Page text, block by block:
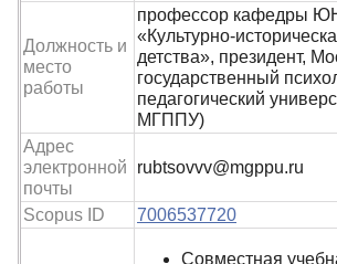
Должность и
место
работы
профессор кафедры
«Культурно-
детства», президент,
государственный
педагогический
МГППУ)
Адрес
электронной
почты
rubtsovvv@mgppu.ru
Scopus ID 7006537720
Совместная